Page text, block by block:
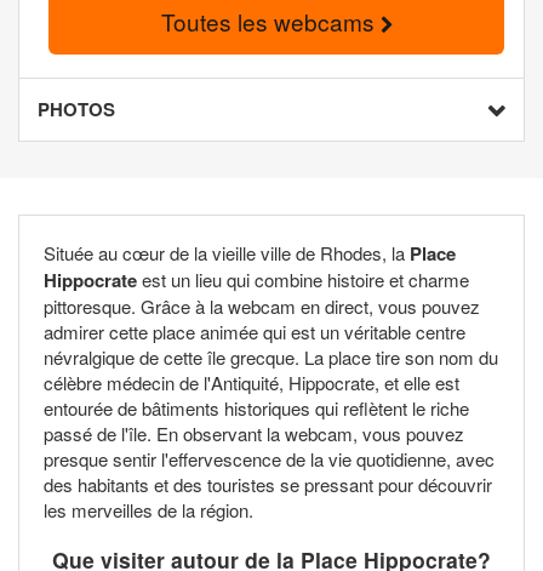
Toutes les webcams
PHOTOS
Située au cœur de la vieille ville de Rhodes, la Place
Hippocrateest un lieu qui combine histoire et charme
pittoresque. Grâce à la webcam en direct, vous pouvez
admirer cette place animée qui est un véritable centre
névralgique de cette île grecque. La place tire son nom du
célèbre médecin de l'Antiquité, Hippocrate, et elle est
entourée de bâtiments historiques qui reflètent le riche
passé de l'île. En observant la webcam, vous pouvez
presque sentir l'effervescence de la vie quotidienne, avec
des habitants et des touristes se pressant pour découvrir
les merveilles de la région.
Que visiter autour de la Place Hippocrate?